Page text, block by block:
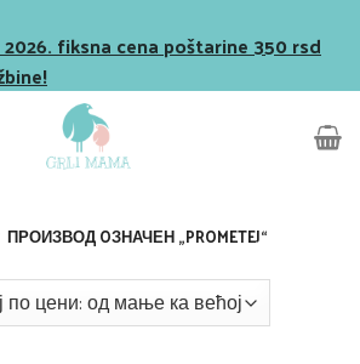
fiksna cena poštarine 350 rsd
ПРОИЗВОД OЗНАЧЕН „PROMETEJ“